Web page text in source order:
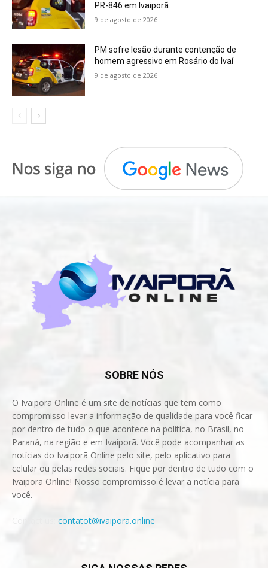
PR-846 em Ivaiporã
9 de agosto de 2026
PM sofre lesão durante contenção de
homem agressivo em Rosário do Ivaí
9 de agosto de 2026
SOBRE NÓS
O Ivaiporã Online é um site de notícias que tem como
compromisso levar a informação de qualidade para você ficar
por dentro de tudo o que acontece na política, no Brasil, no
Paraná, na região e em Ivaiporã. Você pode acompanhar as
notícias do Ivaiporã Online pelo site, pelo aplicativo para
celular ou pelas redes sociais. Fique por dentro de tudo com o
Ivaiporã Online! Nosso compromisso é levar a notícia para
você.
contatot@ivaipora.online